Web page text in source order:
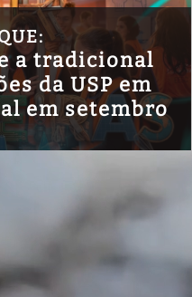
a tradicional
da USP em
em setembro